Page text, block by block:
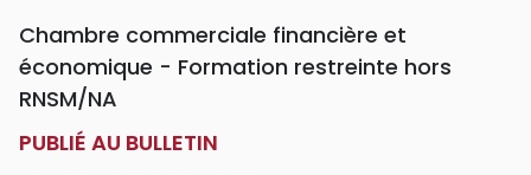
Chambre commerciale financière et
économique - Formation restreinte hors
RNSM/NA
PUBLIÉ AU BULLETIN